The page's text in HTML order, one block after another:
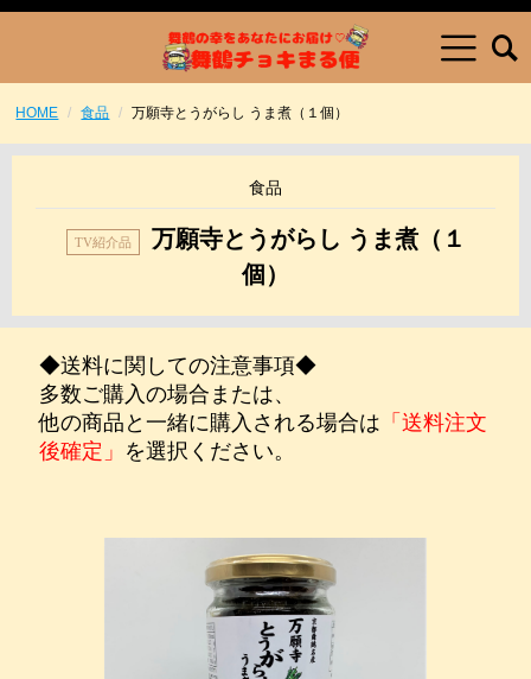
HOME 食品 万願寺とうがらし うま煮（１個）
食品
万願寺とうがらし うま煮（１
個）
◆送料に関しての注意事項◆
多数ご購入の場合または、
他の商品と一緒に購入される場合は 「送料注文
後確定」 を選択ください。